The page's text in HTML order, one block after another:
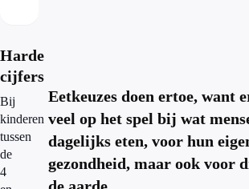
Harde
cijfers
Bij
kinderen
tussen
de
4
Eetkeuzes doen ertoe, want
veel op het spel bij wat
dagelijks eten, voor hun
gezondheid, maar ook voor